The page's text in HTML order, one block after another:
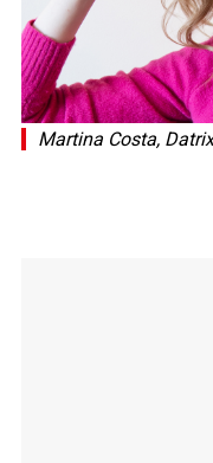
Martina Costa, Datrix